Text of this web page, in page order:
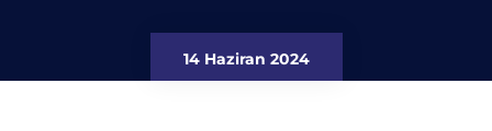
14 Haziran 2024